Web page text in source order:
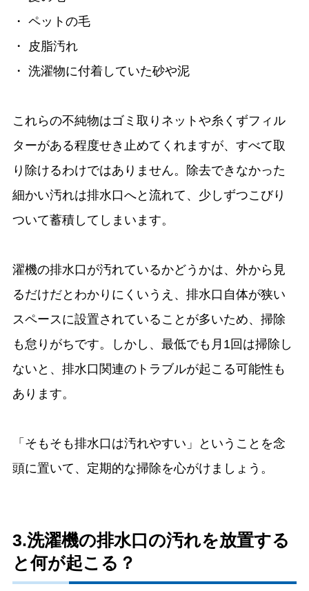
・ ペットの毛
・ 皮脂汚れ
・ 洗濯物に付着していた砂や泥
これらの不純物はゴミ取りネットや糸くずフィル
ターがある程度せき止めてくれますが、すべて取
り除けるわけではありません。除去できなかった
細かい汚れは排水口へと流れて、少しずつこびり
ついて蓄積してしまいます。
濯機の排水口が汚れているかどうかは、外から見
るだけだとわかりにくいうえ、排水口自体が狭い
スペースに設置されていることが多いため、掃除
も怠りがちです。しかし、最低でも月1回は掃除し
ないと、排水口関連のトラブルが起こる可能性も
あります。
「そもそも排水口は汚れやすい」ということを念
頭に置いて、定期的な掃除を心がけましょう。
3.洗濯機の排水口の汚れを放置する
と何が起こる？